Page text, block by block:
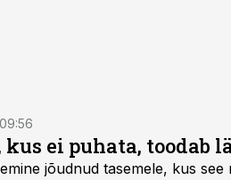
ei puhata, toodab
jõudnud tasemele, kus